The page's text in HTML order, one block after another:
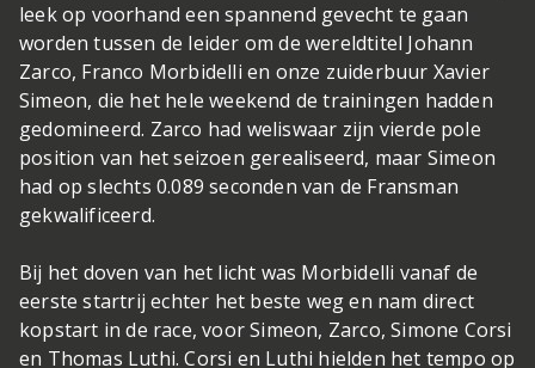
leek op voorhand een spannend gevecht te gaan
worden tussen de leider om de wereldtitel Johann
Zarco, Franco Morbidelli en onze zuiderbuur Xavier
Simeon, die het hele weekend de trainingen hadden
gedomineerd. Zarco had weliswaar zijn vierde pole
position van het seizoen gerealiseerd, maar Simeon
had op slechts 0.089 seconden van de Fransman
gekwalificeerd.
Bij het doven van het licht was Morbidelli vanaf de
eerste startrij echter het beste weg en nam direct
kopstart in de race, voor Simeon, Zarco, Simone Corsi
en Thomas Luthi. Corsi en Luthi hielden het tempo op